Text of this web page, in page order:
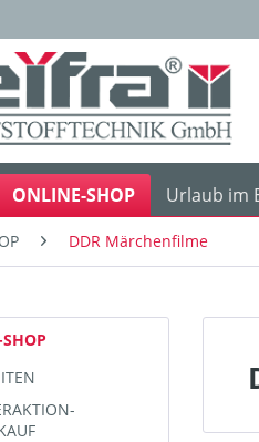
ONLINE-SHOP Urlaub im
DDR Märchenfilme